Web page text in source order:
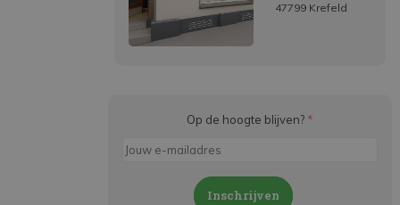
47799 Krefeld
Op de hoogte blijven? *
Inschrijven